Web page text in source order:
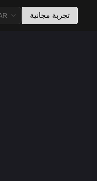
تجربة مجانية